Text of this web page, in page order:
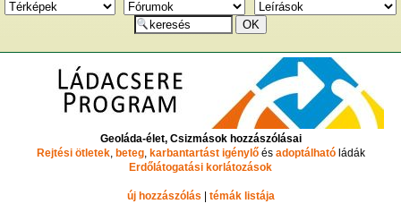
Geoláda-élet, Csizmások hozzászólásai
Rejtési ötletek, beteg, karbantartást igénylőés adoptálhatóládák
Erdőlátogatási korlátozások
új hozzászólás témák listája